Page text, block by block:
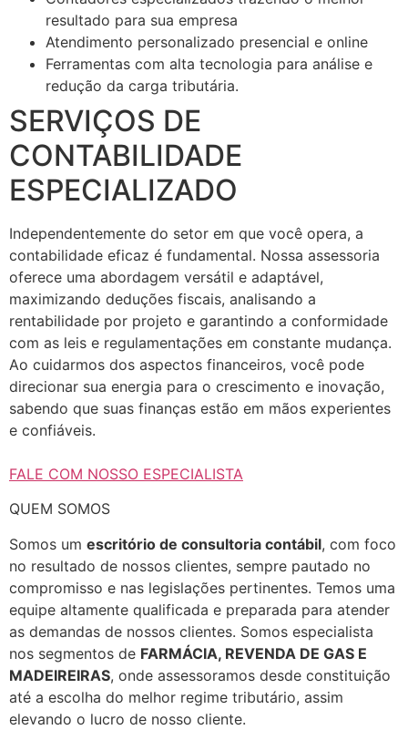
resultado para sua empresa
Atendimento personalizado presencial e online
Ferramentas com alta tecnologia para análise e
redução da carga tributária.
SERVIÇOS DE
CONTABILIDADE
ESPECIALIZADO
Independentemente do setor em que você opera, a
contabilidade eficaz é fundamental. Nossa assessoria
oferece uma abordagem versátil e adaptável,
maximizando deduções fiscais, analisando a
rentabilidade por projeto e garantindo a conformidade
com as leis e regulamentações em constante mudança.
Ao cuidarmos dos aspectos financeiros, você pode
direcionar sua energia para o crescimento e inovação,
sabendo que suas finanças estão em mãos experientes
e confiáveis.
FALE COM NOSSO ESPECIALISTA
QUEM SOMOS
Somos um escritório de consultoria contábil, com foco
no resultado de nossos clientes, sempre pautado no
compromisso e nas legislações pertinentes. Temos uma
equipe altamente qualificada e preparada para atender
as demandas de nossos clientes. Somos especialista
nos segmentos de FARMÁCIA, REVENDA DE GAS E
MADEIREIRAS, onde assessoramos desde constituição
até a escolha do melhor regime tributário, assim
elevando o lucro de nosso cliente.